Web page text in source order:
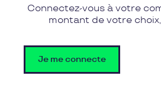
enrichissante grâce à une offre
Connectez-vous à votre
montant de votre
Je me connecte